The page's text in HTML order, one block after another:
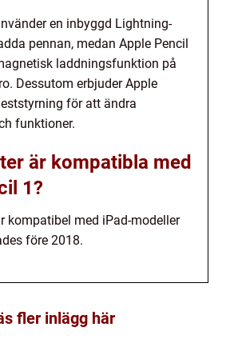
en inbyggd Lightning-
pennan, medan Apple Pencil
laddningsfunktion på
Dessutom erbjuder Apple
för att ändra
funktioner.
är kompatibla med
1?
kompatibel med iPad-modeller
före 2018.
fler inlägg här